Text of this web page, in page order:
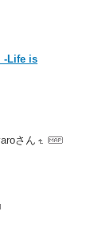
-Life is
さん